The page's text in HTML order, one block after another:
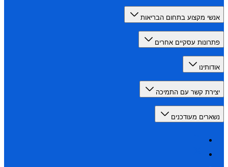
מקצוע בתחום הבריאות
עסקיים אחרים
קשר עם התמיכה
מעודכנים